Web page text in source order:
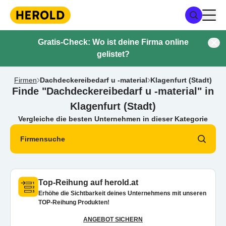
Gratis-Check: Wo ist deine Firma online
gelistet?
Firmen Dachdeckereibedarf u -material Klagenfurt (Stadt)
Finde "Dachdeckereibedarf u -material" in
Klagenfurt (Stadt)
Vergleiche die besten Unternehmen in dieser Kategorie
Firmensuche
Top-Reihung auf herold.at
Erhöhe die Sichtbarkeit deines Unternehmens mit unseren
TOP-Reihung Produkten!
ANGEBOT SICHERN